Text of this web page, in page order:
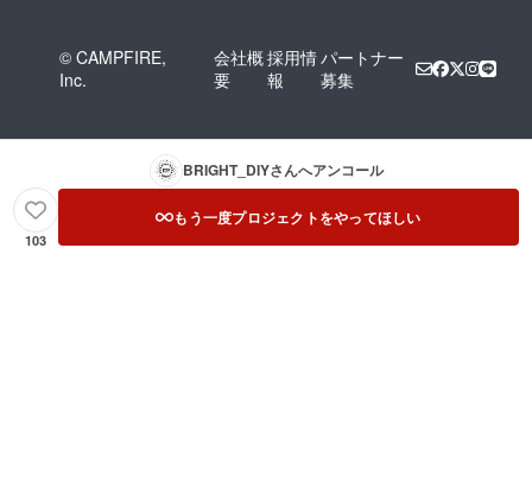
© CAMPFIRE,
Inc.
会社概
要
採用情
報
パートナー
募集
BRIGHT_DIYさんへアンコール
103
もう一度プロジェクトをやってほしい